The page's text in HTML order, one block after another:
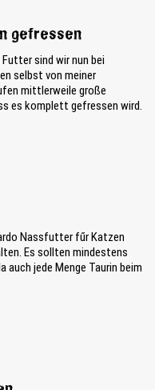
gefressen
sind wir nun bei
selbst von meiner
mittlerweile große
es komplett gefressen wird.
Nassfutter fűr Katzen
Es sollten mindestens
auch jede Menge Taurin beim